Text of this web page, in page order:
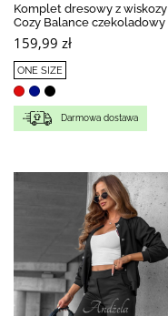
Komplet dresowy z wiskozy
Cozy Balance czekoladowy
159,99 zł
ONE SIZE
Darmowa dostawa